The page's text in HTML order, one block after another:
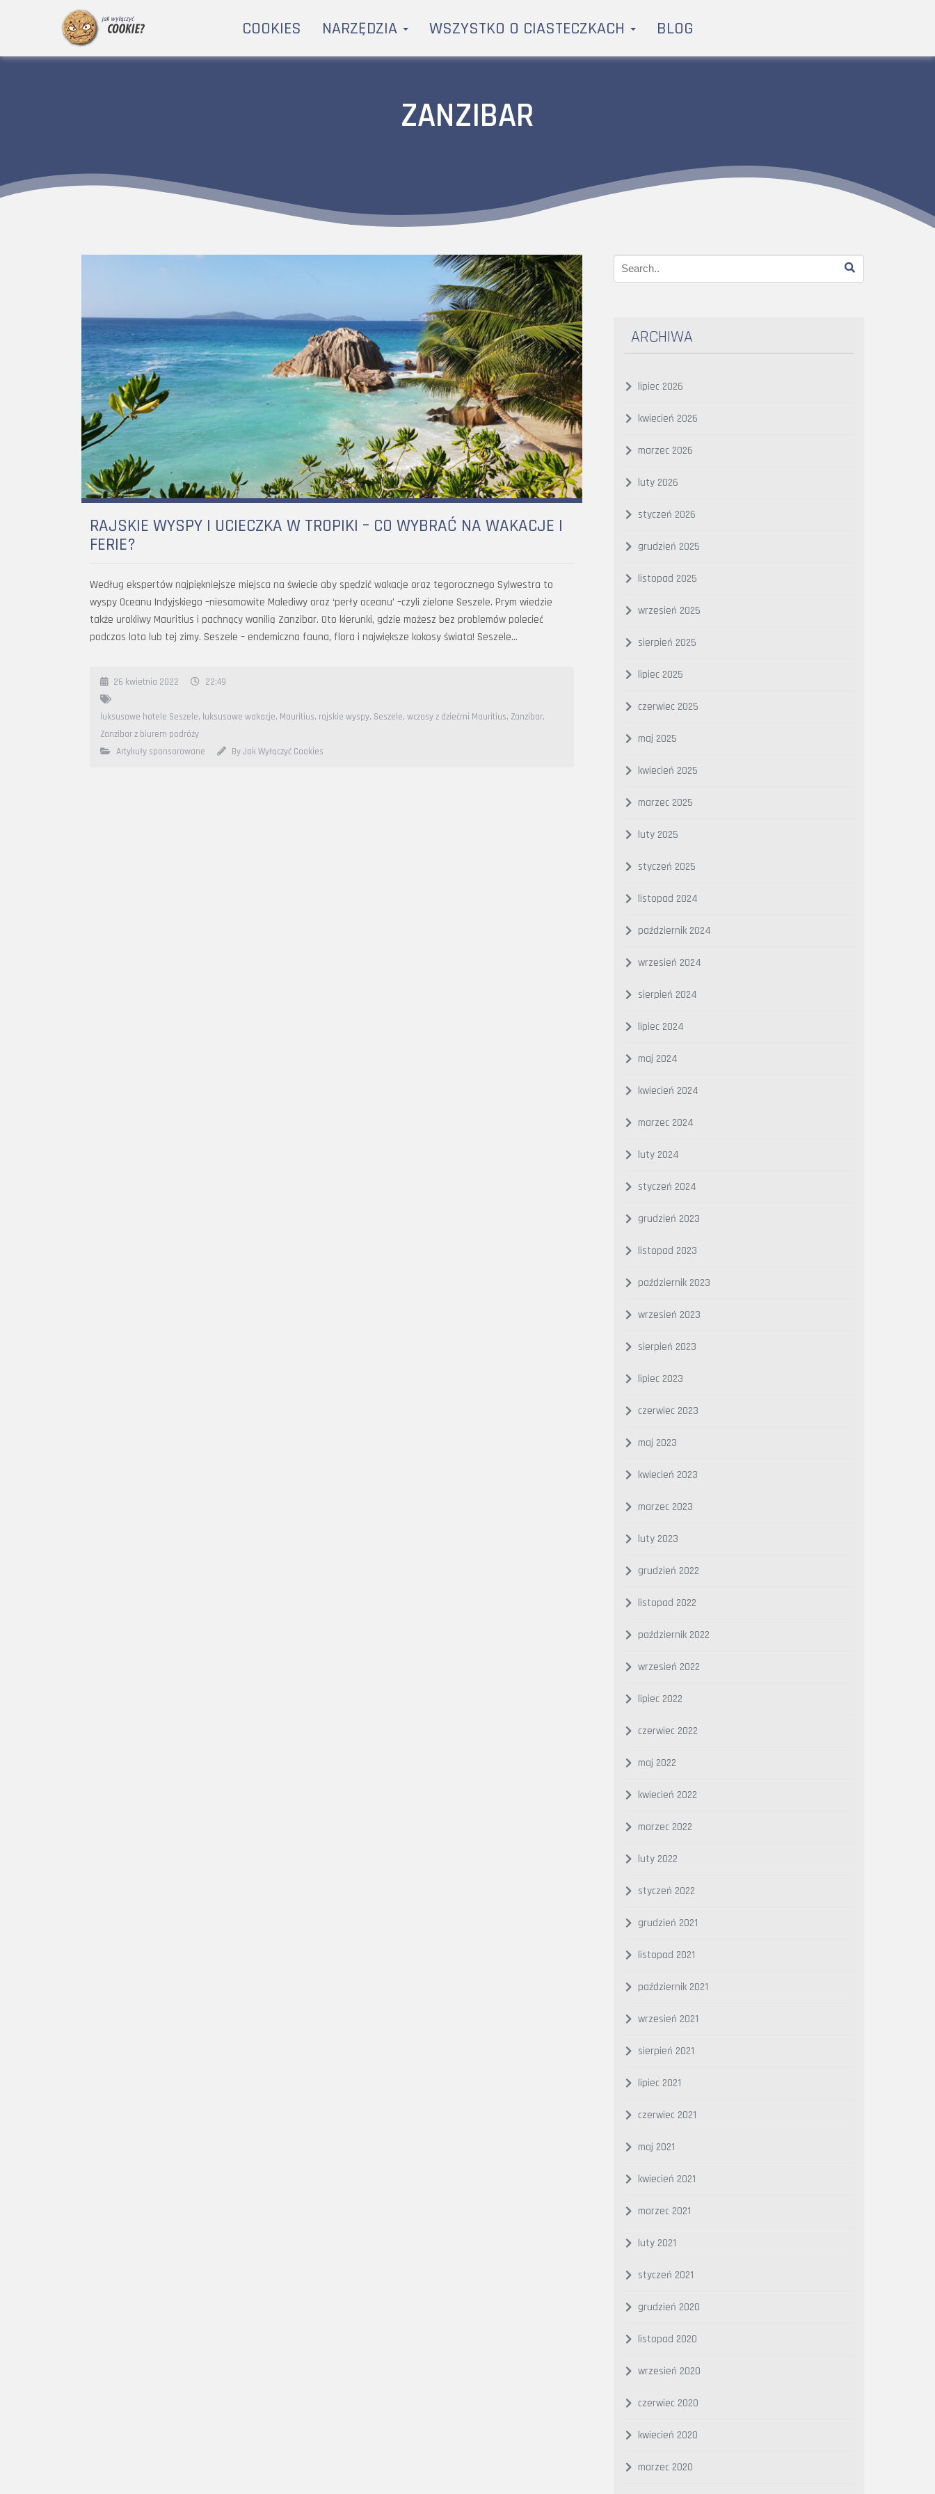
COOKIES NARZĘDZIA WSZYSTKO O CIASTECZKACH BLOG
ZANZIBAR
RAJSKIE WYSPY I UCIECZKA W TROPIKI – CO WYBRAĆ NA WAKACJE I
FERIE?
Według ekspertów najpiękniejsze miejsca na świecie aby spędzić wakacje oraz tegorocznego Sylwestra to
wyspy Oceanu Indyjskiego –niesamowite Malediwy oraz ‘perły oceanu’ –czyli zielone Seszele. Prym wiedzie
także urokliwy Mauritius i pachnący wanilią Zanzibar. Oto kierunki, gdzie możesz bez problemów polecieć
podczas lata lub tej zimy. Seszele – endemiczna fauna, flora i największe kokosy świata! Seszele…
26 kwietnia 2022 22:49
luksusowe hotele Seszele, luksusowe wakacje, Mauritius, rajskie wyspy, Seszele, wczasy z dziećmi Mauritius, Zanzibar,
Zanzibar z biurem podróży
Artykuły sponsorowane
By Jak Wyłączyć Cookies
ARCHIWA
lipiec 2026
kwiecień 2026
marzec 2026
luty 2026
styczeń 2026
grudzień 2025
listopad 2025
wrzesień 2025
sierpień 2025
lipiec 2025
czerwiec 2025
maj 2025
kwiecień 2025
marzec 2025
luty 2025
styczeń 2025
listopad 2024
październik 2024
wrzesień 2024
sierpień 2024
lipiec 2024
maj 2024
kwiecień 2024
marzec 2024
luty 2024
styczeń 2024
grudzień 2023
listopad 2023
październik 2023
wrzesień 2023
sierpień 2023
lipiec 2023
czerwiec 2023
maj 2023
kwiecień 2023
marzec 2023
luty 2023
grudzień 2022
listopad 2022
październik 2022
wrzesień 2022
lipiec 2022
czerwiec 2022
maj 2022
kwiecień 2022
marzec 2022
luty 2022
styczeń 2022
grudzień 2021
listopad 2021
październik 2021
wrzesień 2021
sierpień 2021
lipiec 2021
czerwiec 2021
maj 2021
kwiecień 2021
marzec 2021
luty 2021
styczeń 2021
grudzień 2020
listopad 2020
wrzesień 2020
czerwiec 2020
kwiecień 2020
marzec 2020